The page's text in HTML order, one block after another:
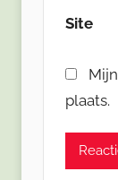
Site
plaats.